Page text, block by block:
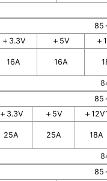
85
＋3.3V ＋5V
＋
16A 16A
85
＋3.3V ＋5V
＋
25A 25A 18A
85